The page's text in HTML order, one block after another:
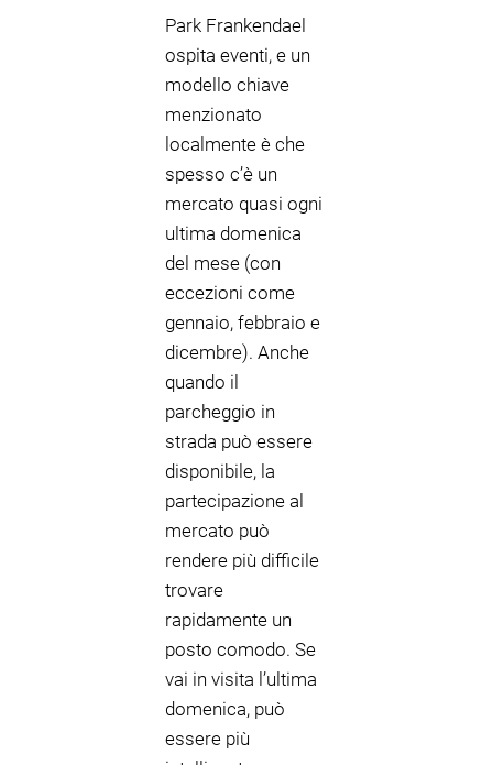
Park Frankendael
ospita eventi, e un
modello chiave
menzionato
localmente è che
spesso c’è un
mercato quasi ogni
ultima domenica
del mese (con
eccezioni come
gennaio, febbraio e
dicembre). Anche
quando il
parcheggio in
strada può essere
disponibile, la
partecipazione al
mercato può
rendere più difficile
trovare
rapidamente un
posto comodo. Se
vai in visita l’ultima
domenica, può
essere più